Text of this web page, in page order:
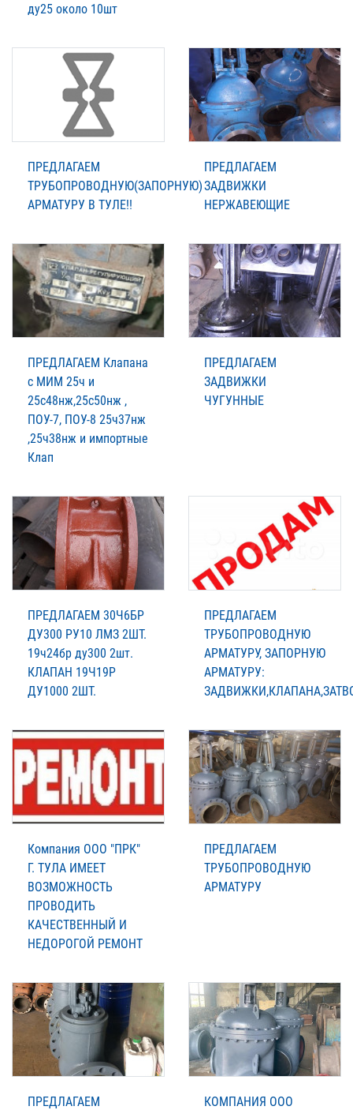
ду25 около 10шт
ПРЕДЛАГАЕМ
ТРУБОПРОВОДНУЮ(ЗАПОРНУЮ)
АРМАТУРУ В ТУЛЕ!!
ПРЕДЛАГАЕМ
ЗАДВИЖКИ
НЕРЖАВЕЮЩИЕ
ПРЕДЛАГАЕМ Клапана
с МИМ 25ч и
25с48нж,25с50нж ,
ПОУ-7, ПОУ-8 25ч37нж
,25ч38нж и импортные
Клап
ПРЕДЛАГАЕМ
ЗАДВИЖКИ
ЧУГУННЫЕ
ПРЕДЛАГАЕМ 30Ч6БР
ДУ300 РУ10 ЛМЗ 2ШТ.
19ч24бр ду300 2шт.
КЛАПАН 19Ч19Р
ДУ1000 2ШТ.
ПРЕДЛАГАЕМ
ТРУБОПРОВОДНУЮ
АРМАТУРУ, ЗАПОРНУЮ
АРМАТУРУ:
Компания ООО "ПРК"
Г. ТУЛА ИМЕЕТ
ВОЗМОЖНОСТЬ
ПРОВОДИТЬ
КАЧЕСТВЕННЫЙ И
НЕДОРОГОЙ РЕМОНТ
ПРЕДЛАГАЕМ
ТРУБОПРОВОДНУЮ
АРМАТУРУ
ПРЕДЛАГАЕМ
КОМПАНИЯ ООО